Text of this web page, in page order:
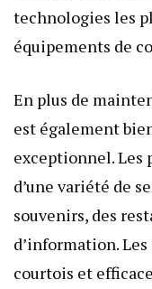
technologies les
équipements de
En plus de
est également
exceptionnel. Les
d’une variété de
souvenirs, des
d’information.
courtois et